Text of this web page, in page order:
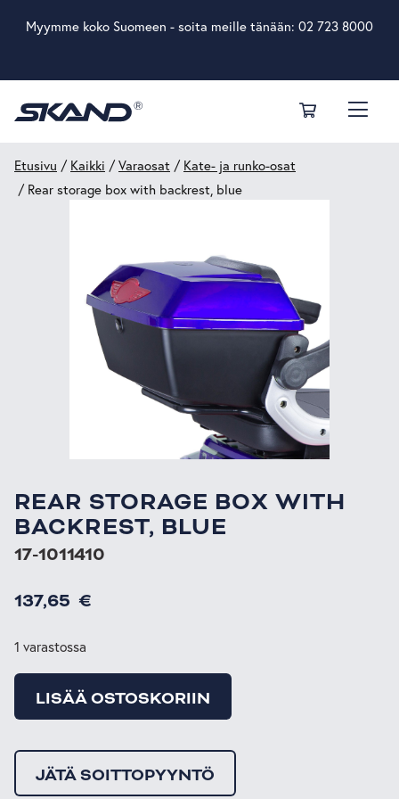
Myymme koko Suomeen - soita meille tänään: 02 723 8000
Etusivu / Kaikki /Varaosat / Kate- ja runko-osat
/ Rear storage box with backrest, blue
REAR STORAGE BOX WITH
BACKREST, BLUE
17-1011410
137,65 €
1 varastossa
LISÄÄ OSTOSKORIIN
JÄTÄ SOITTOPYYNTÖ